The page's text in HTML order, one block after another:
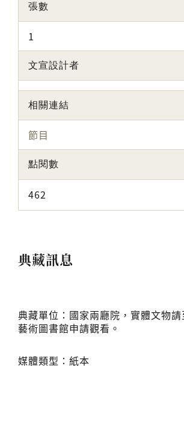
張數
1
文宣設計者
相關連結
節目
點閱數
462
典藏訊息
典藏單位：國家兩廳院，實體文物
藝術圖書館申請觀看。
媒體類型：紙本